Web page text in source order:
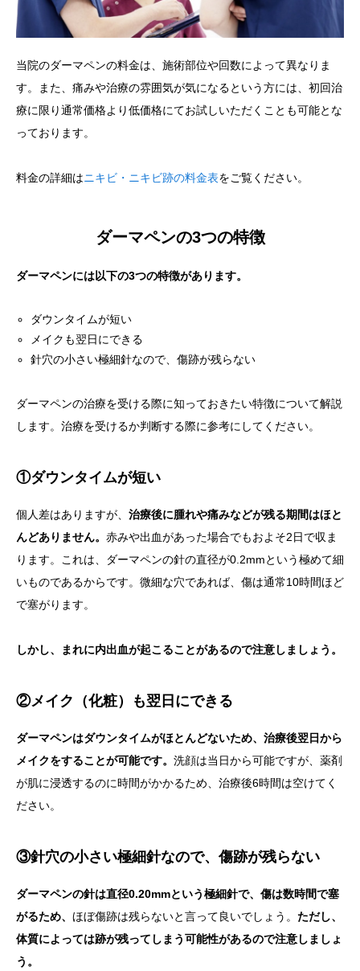
当院のダーマペンの料金は、施術部位や回数によって異なりま
す。また、痛みや治療の雰囲気が気になるという方には、初回治
療に限り通常価格より低価格にてお試しいただくことも可能とな
っております。
料金の詳細はニキビ・ニキビ跡の料金表をご覧ください。
ダーマペンの3つの特徴
ダーマペンには以下の3つの特徴があります。
ダウンタイムが短い
メイクも翌日にできる
針穴の小さい極細針なので、傷跡が残らない
ダーマペンの治療を受ける際に知っておきたい特徴について解説
します。治療を受けるか判断する際に参考にしてください。
①ダウンタイムが短い
個人差はありますが、 治療後に腫れや痛みなどが残る期間はほと
んどありません。 赤みや出血があった場合でもおよそ2日で収ま
ります。これは、ダーマペンの針の直径が0.2mmという極めて細
いものであるからです。微細な穴であれば、傷は通常10時間ほど
で塞がります。
しかし、まれに内出血が起こることがあるので注意しましょう。
②メイク（化粧）も翌日にできる
ダーマペンはダウンタイムがほとんどないため、治療後翌日から
メイクをすることが可能です。 洗顔は当日から可能ですが、薬剤
が肌に浸透するのに時間がかかるため、治療後6時間は空けてく
ださい。
③針穴の小さい極細針なので、傷跡が残らない
ダーマペンの針は直径0.20mmという極細針で、傷は数時間で塞
がるため、 ほぼ傷跡は残らないと言って良いでしょう。 ただし、
体質によっては跡が残ってしまう可能性があるので注意しましょ
う。